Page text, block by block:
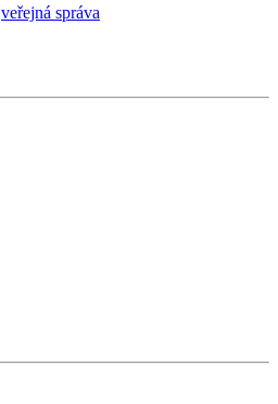
veřejná správa